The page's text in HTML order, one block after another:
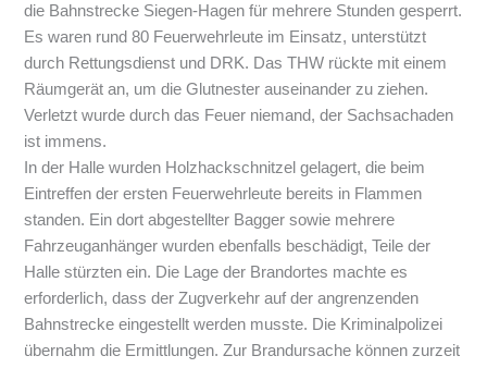
die Bahnstrecke Siegen-Hagen für mehrere Stunden gesperrt.
Es waren rund 80 Feuerwehrleute im Einsatz, unterstützt
durch Rettungsdienst und DRK. Das THW rückte mit einem
Räumgerät an, um die Glutnester auseinander zu ziehen.
Verletzt wurde durch das Feuer niemand, der Sachsachaden
ist immens.
In der Halle wurden Holzhackschnitzel gelagert, die beim
Eintreffen der ersten Feuerwehrleute bereits in Flammen
standen. Ein dort abgestellter Bagger sowie mehrere
Fahrzeuganhänger wurden ebenfalls beschädigt, Teile der
Halle stürzten ein. Die Lage der Brandortes machte es
erforderlich, dass der Zugverkehr auf der angrenzenden
Bahnstrecke eingestellt werden musste. Die Kriminalpolizei
übernahm die Ermittlungen. Zur Brandursache können zurzeit